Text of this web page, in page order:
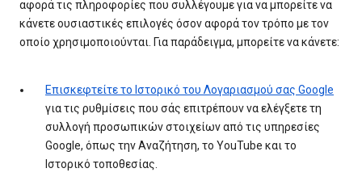
αφορά τις πληροφορίες που συλλέγουμε για να μπορείτε να
κάνετε ουσιαστικές επιλογές όσον αφορά τον τρόπο με τον
οποίο χρησιμοποιούνται. Για παράδειγμα, μπορείτε να κάνετε:
Επισκεφτείτε το Ιστορικό του Λογαριασμού σας Google
για τις ρυθμίσεις που σάς επιτρέπουν να ελέγξετε τη
συλλογή προσωπικών στοιχείων από τις υπηρεσίες
Google, όπως την Αναζήτηση, το YouTube και το
Ιστορικό τοποθεσίας.